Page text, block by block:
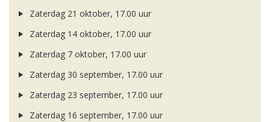
Zaterdag 21 oktober, 17.00 uur
Zaterdag 14 oktober, 17.00 uur
Zaterdag 7 oktober, 17.00 uur
Zaterdag 30 september, 17.00 uur
Zaterdag 23 september, 17.00 uur
Zaterdag 16 september, 17.00 uur